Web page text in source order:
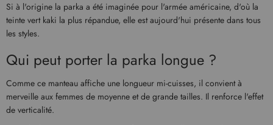
Si à l'origine la parka a été imaginée pour l'armée américaine, d'où la
teinte vert kaki la plus répandue, elle est aujourd'hui présente dans tous
les styles.
Qui peut porter la parka longue ?
Comme ce manteau affiche une longueur mi-cuisses, il convient à
merveille aux femmes de moyenne et de grande tailles. Il renforce l'effet
de verticalité.